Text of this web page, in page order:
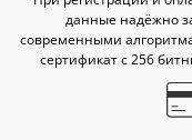
данные надёжно
современными
сертификат c 256